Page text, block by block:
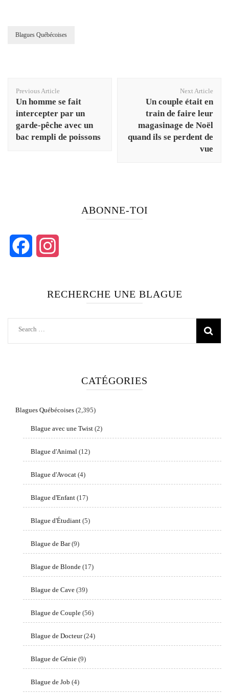
Blagues Québécoises
Navigation
Previous Article
Un homme se fait
intercepter par un
garde-pêche avec un
bac rempli de poissons
Next Article
Un couple était en
train de faire leur
magasinage de Noël
quand ils se perdent de
vue
ABONNE-TOI
RECHERCHE UNE BLAGUE
Search
CATÉGORIES
Blagues Québécoises (2,395)
Blague avec une Twist (2)
Blague d'Animal (12)
Blague d'Avocat (4)
Blague d'Enfant (17)
Blague d'Étudiant (5)
Blague de Bar(9)
Blague de Blonde (17)
Blague de Cave (39)
Blague de Couple (56)
Blague de Docteur(24)
Blague de Génie (9)
Blague de Job (4)